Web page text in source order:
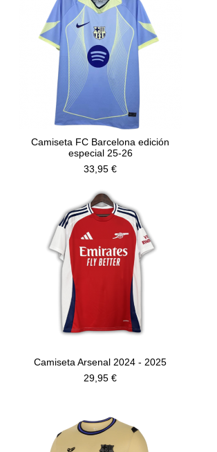
Camiseta FC Barcelona edición
especial 25-26
33,95 €
Camiseta Arsenal 2024 - 2025
29,95 €